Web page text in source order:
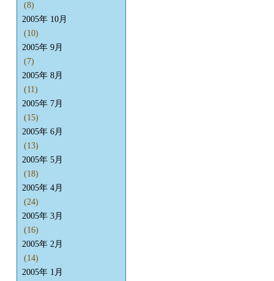
(8)
2005年 10月
(10)
2005年 9月
(7)
2005年 8月
(11)
2005年 7月
(15)
2005年 6月
(13)
2005年 5月
(18)
2005年 4月
(24)
2005年 3月
(16)
2005年 2月
(14)
2005年 1月